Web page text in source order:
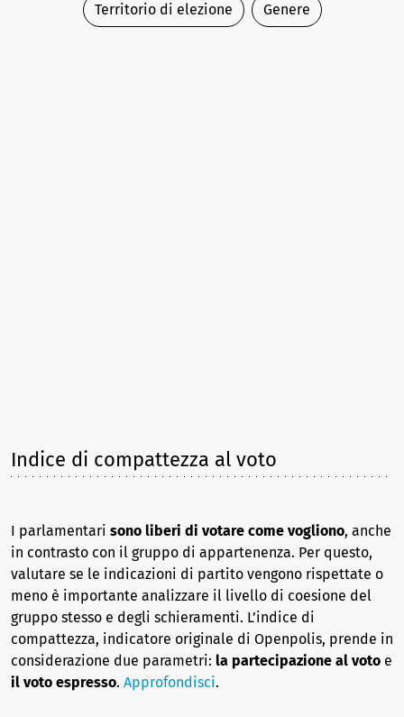
Territorio di elezione Genere
Indice di compattezza al voto
I parlamentari sono liberi di votare come vogliono, anche
in contrasto con il gruppo di appartenenza. Per questo,
valutare se le indicazioni di partito vengono rispettate o
meno è importante analizzare il livello di coesione del
gruppo stesso e degli schieramenti. L’indice di
compattezza, indicatore originale di Openpolis, prende in
considerazione due parametri: la partecipazione al voto e
il voto espresso. Approfondisci.